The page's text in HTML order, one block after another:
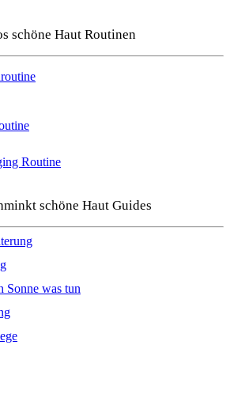
schöne Haut Routinen
schöne Haut Guides